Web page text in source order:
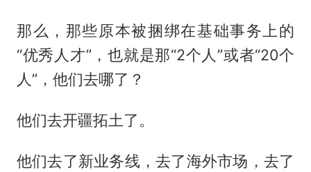
那么，那些原本被捆绑在基础事务上的
“优秀人才”，也就是那“2个人”或者“20个
人”，他们去哪了？
他们去开疆拓土了。
他们去了新业务线，去了海外市场，去了